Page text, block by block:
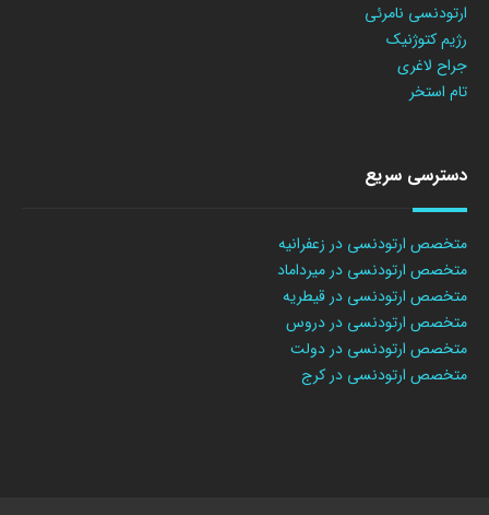
ارتودنسی نامرئی
رژیم کتوژنیک
جراح لاغری
تام استخر
دسترسی سریع
متخصص ارتودنسی در زعفرانیه
متخصص ارتودنسی در میرداماد
متخصص ارتودنسی در قیطریه
متخصص ارتودنسی در دروس
متخصص ارتودنسی در دولت
متخصص ارتودنسی در کرج